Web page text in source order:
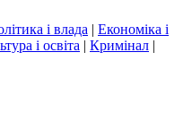
і влада | Економіка і
і освіта | Кримінал |